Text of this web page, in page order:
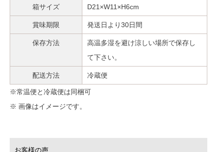
箱サイズ D21×W11×H6cm
賞味期限 発送日より30日間
保存方法
高温多湿を避け涼しい場所で保存し
て下さい。
配送方法 冷蔵便
※常温便と冷蔵便は同梱可
※ 画像はイメージです。